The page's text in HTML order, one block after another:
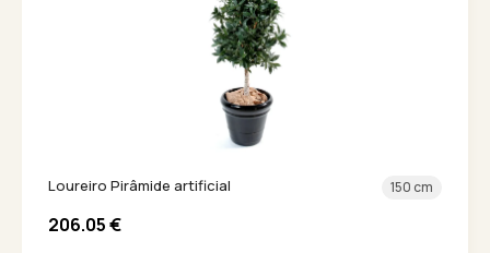
Loureiro Pirâmide artificial 150 cm
206.05€